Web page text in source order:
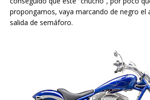
propongamos, vaya marcando de negro el
salida de semáforo.